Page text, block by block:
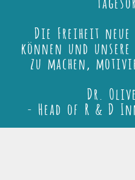
Die Freiheit neue
können und unsere
zu machen,
Dr.
- Head of R & D